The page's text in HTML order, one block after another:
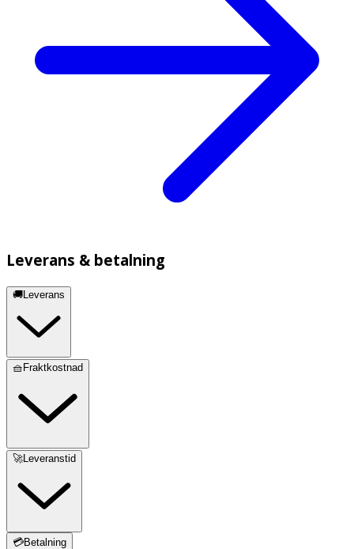
Leverans & betalning
🚚Leverans
🧺Fraktkostnad
🚀Leveranstid
💳Betalning